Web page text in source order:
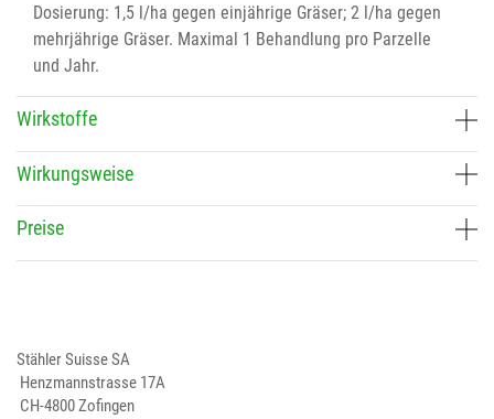
Dosierung: 1,5 l/ha gegen einjährige Gräser; 2 l/ha gegen
mehrjährige Gräser. Maximal 1 Behandlung pro Parzelle
und Jahr.
Wirkstoffe
Wirkungsweise
Preise
Stähler Suisse SA
Henzmannstrasse 17A
CH-4800 Zofingen